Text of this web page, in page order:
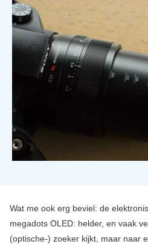
Wat me ook erg beviel: de
megadots OLED: helder, en vaak
(optische-) zoeker kijkt, maar naar